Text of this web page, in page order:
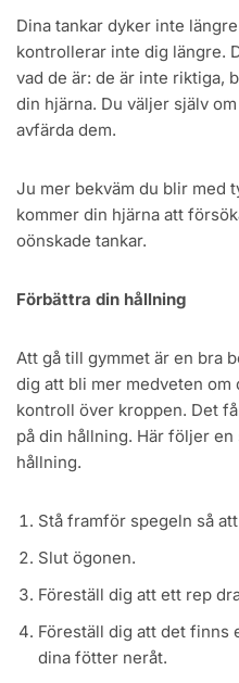
Dina tankar dyker inte
kontrollerar inte dig längre.
vad de är: de är inte riktiga,
din hjärna. Du väljer själv
avfärda dem.
Ju mer bekväm du blir med
kommer din hjärna att
oönskade tankar.
Förbättra din hållning
Att gå till gymmet är en bra
dig att bli mer medveten
kontroll över kroppen. Det
på din hållning. Här följer
hållning.
Stå framför spegeln så
Slut ögonen.
Föreställ dig att ett rep
Föreställ dig att det finns
dina fötter neråt.